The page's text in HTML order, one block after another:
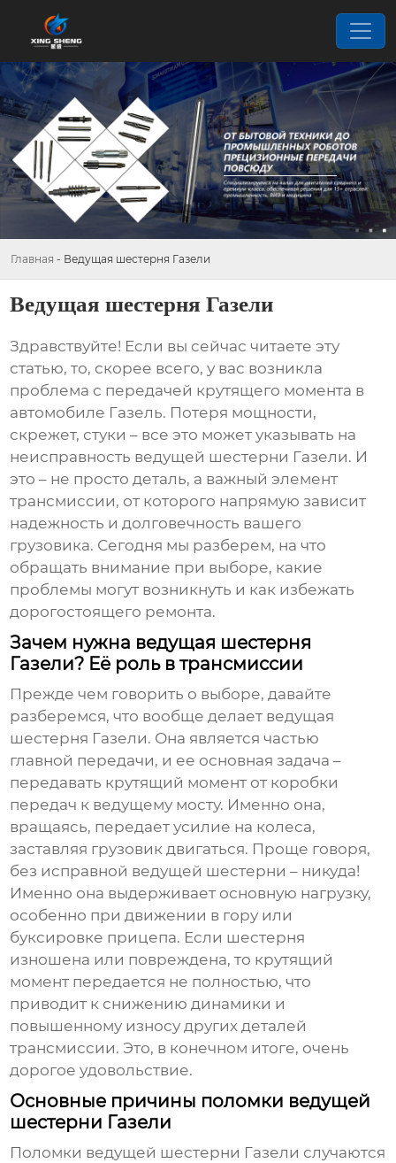
Главная - Ведущая шестерня Газели
Ведущая шестерня Газели
Здравствуйте! Если вы сейчас читаете эту
статью, то, скорее всего, у вас возникла
проблема с передачей крутящего момента в
автомобиле Газель. Потеря мощности,
скрежет, стуки – все это может указывать на
неисправность ведущей шестерни Газели. И
это – не просто деталь, а важный элемент
трансмиссии, от которого напрямую зависит
надежность и долговечность вашего
грузовика. Сегодня мы разберем, на что
обращать внимание при выборе, какие
проблемы могут возникнуть и как избежать
дорогостоящего ремонта.
Зачем нужна ведущая шестерня
Газели? Её роль в трансмиссии
Прежде чем говорить о выборе, давайте
разберемся, что вообще делает ведущая
шестерня Газели. Она является частью
главной передачи, и ее основная задача –
передавать крутящий момент от коробки
передач к ведущему мосту. Именно она,
вращаясь, передает усилие на колеса,
заставляя грузовик двигаться. Проще говоря,
без исправной ведущей шестерни – никуда!
Именно она выдерживает основную нагрузку,
особенно при движении в гору или
буксировке прицепа. Если шестерня
изношена или повреждена, то крутящий
момент передается не полностью, что
приводит к снижению динамики и
повышенному износу других деталей
трансмиссии. Это, в конечном итоге, очень
дорогое удовольствие.
Основные причины поломки ведущей
шестерни Газели
Поломки ведущей шестерни Газели случаются